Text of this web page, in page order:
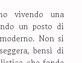
vivendo una
un posto di
Non si
bensì di